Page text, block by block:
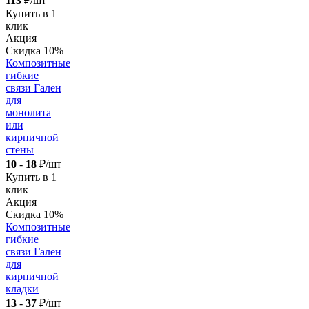
Купить в 1
клик
Акция
Скидка 10%
Композитные
гибкие
связи Гален
для
монолита
или
кирпичной
стены
10 - 18 ₽/шт
Купить в 1
клик
Акция
Скидка 10%
Композитные
гибкие
связи Гален
для
кирпичной
кладки
13 - 37 ₽/шт